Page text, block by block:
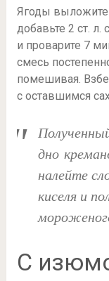
Ягоды выложите
добавьте 2 ст. л.
и проварите 7
смесь
помешивая.
с оставшимся
дно
налейте
киселя и
С